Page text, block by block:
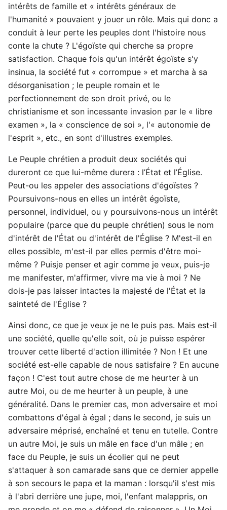
intérêts de famille et « intérêts généraux de
l'humanité » pouvaient y jouer un rôle. Mais qui donc a
conduit à leur perte les peuples dont l'histoire nous
conte la chute ? L'égoïste qui cherche sa propre
satisfaction. Chaque fois qu'un intérêt égoïste s'y
insinua, la société fut « corrompue » et marcha à sa
désorganisation ; le peuple romain et le
perfectionnement de son droit privé, ou le
christianisme et son incessante invasion par le « libre
examen », la « conscience de soi », l'« autonomie de
l'esprit », etc., en sont d'illustres exemples.
Le Peuple chrétien a produit deux sociétés qui
dureront ce que lui-même durera : l’État et l’Église.
Peut-ou les appeler des associations d'égoïstes ?
Poursuivons-nous en elles un intérêt égoïste,
personnel, individuel, ou y poursuivons-nous un intérêt
populaire (parce que du peuple chrétien) sous le nom
d'intérêt de l'État ou d'intérêt de l'Église ? M'est-il en
elles possible, m'est-il par elles permis d'être moi-
même ? Puisje penser et agir comme je veux, puis-je
me manifester, m'affirmer, vivre ma vie à moi ? Ne
dois-je pas laisser intactes la majesté de l'État et la
sainteté de l'Église ?
Ainsi donc, ce que je veux je ne le puis pas. Mais est-il
une société, quelle qu'elle soit, où je puisse espérer
trouver cette liberté d'action illimitée ? Non ! Et une
société est-elle capable de nous satisfaire ? En aucune
façon ! C'est tout autre chose de me heurter à un
autre Moi, ou de me heurter à un peuple, à une
généralité. Dans le premier cas, mon adversaire et moi
combattons d'égal à égal ; dans le second, je suis un
adversaire méprisé, enchaîné et tenu en tutelle. Contre
un autre Moi, je suis un mâle en face d'un mâle ; en
face du Peuple, je suis un écolier qui ne peut
s'attaquer à son camarade sans que ce dernier appelle
à son secours le papa et la maman : lorsqu'il s'est mis
à l'abri derrière une jupe, moi, l'enfant malappris, on